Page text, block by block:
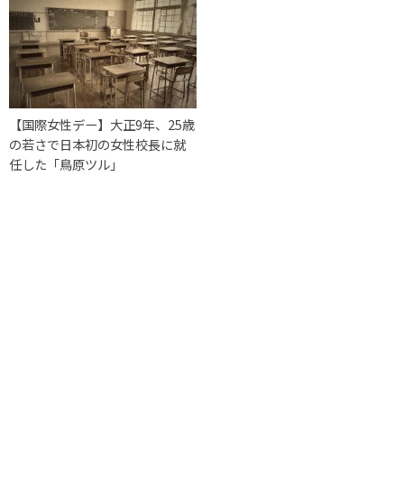
【国際女性デー】大正9年、25歳
の若さで日本初の女性校長に就
任した「鳥原ツル」